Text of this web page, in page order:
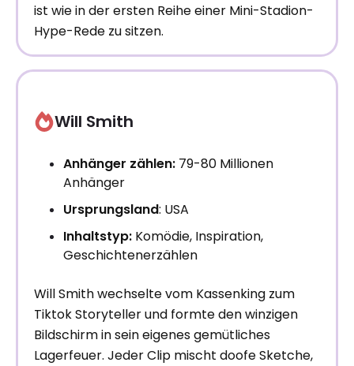
ist wie in der ersten Reihe einer Mini-Stadion-
Hype-Rede zu sitzen.
Will Smith
Anhänger zählen: 79-80 Millionen
Anhänger
Ursprungsland: USA
Inhaltstyp: Komödie, Inspiration,
Geschichtenerzählen
Will Smith wechselte vom Kassenking zum
Tiktok Storyteller und formte den winzigen
Bildschirm in sein eigenes gemütliches
Lagerfeuer. Jeder Clip mischt doofe Sketche,